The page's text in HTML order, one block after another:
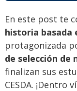
En este post te
historia basada
protagonizada
de selección de
finalizan sus
CESDA. ¡Dentro